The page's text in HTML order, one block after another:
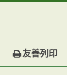
友善列印